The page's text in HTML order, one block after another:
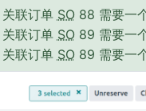
联订单 SO88 需要一
联订单 SO89 需要一
联订单 SO89 需要一